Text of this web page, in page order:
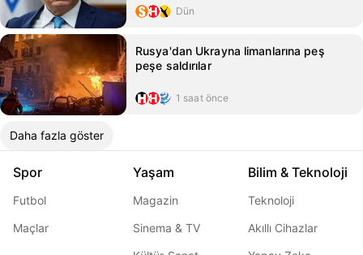
Dün
Rusya'dan Ukrayna limanlarına peş
peşe saldırılar
1 saat önce
Daha fazla göster
Spor
Futbol
Maçlar
Yaşam
Magazin
Sinema & TV
Bilim & Teknoloji
Teknoloji
Akıllı Cihazlar